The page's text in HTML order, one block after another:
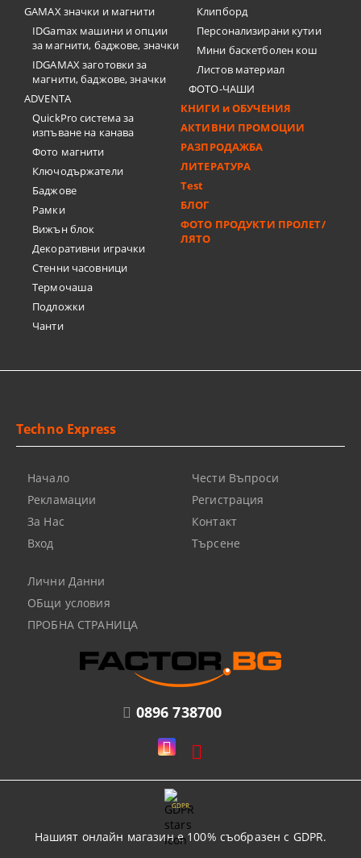
GAMAX значки и магнити
IDGamax машини и опции
за магнити, баджове, значки
IDGAMAX заготовки за
магнити, баджове, значки
ADVENTA
QuickPro система за
изпъване на канава
Фото магнити
Ключодържатели
Баджове
Рамки
Вижън блок
Декоративни играчки
Стенни часовници
Термочашa
Подложки
Чанти
Клипборд
Персонализирани кутии
Мини баскетболен кош
Листов материал
ФОТО-ЧАШИ
КНИГИ и ОБУЧЕНИЯ
АКТИВНИ ПРОМОЦИИ
РАЗПРОДАЖБА
ЛИТЕРАТУРА
Test
БЛОГ
ФОТО ПРОДУКТИ ПРОЛЕТ/
ЛЯТО
0896 738700
Techno Express
Начало
Рекламации
За Нас
Вход
Чести Въпроси
Регистрация
Контакт
Търсене
Лични Данни
ОБщи условия
ПРОБНА СТРАНИЦА
GDPR
Нашият онлайн магазин е 100% съобразен с GDPR.